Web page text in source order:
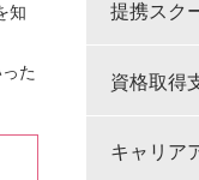
知
た
提携スク
資格取得
キャリア